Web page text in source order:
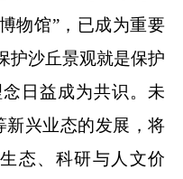
物馆”，已成为重要
护沙丘景观就是保护
日益成为共识。未
新兴业态的发展，将
态、科研与人文价